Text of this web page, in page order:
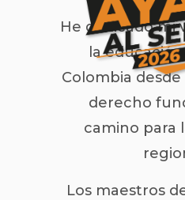
He dedicado mi
la
Colombia desde
derecho
camino para
Los maestros